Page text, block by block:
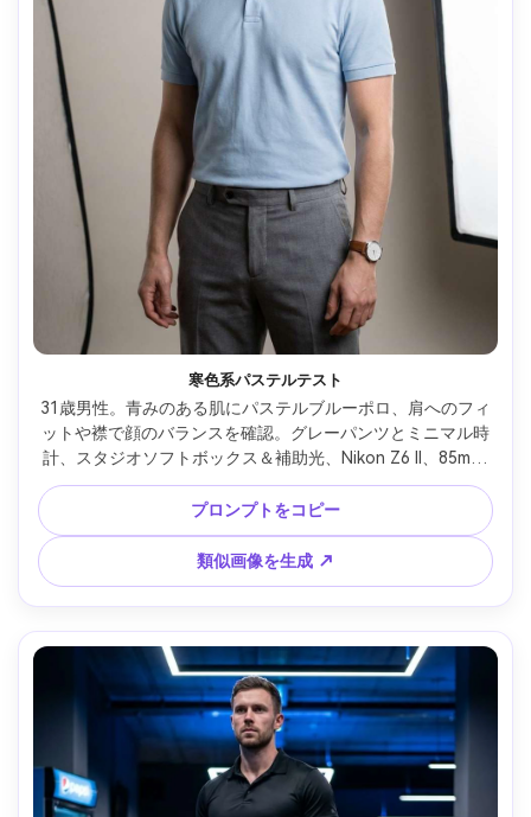
寒色系パステルテスト
31歳男性。青みのある肌にパステルブルーポロ、肩へのフィ
ットや襟で顔のバランスを確認。グレーパンツとミニマル時
計、スタジオソフトボックス＆補助光、Nikon Z6 II、85mm
f/2、タイト構図、シャープフォーカス、自然な影、穏やかな
雰囲気、服が自然にフレームに沿う、柔らかな映画風ライテ
ィング --ar 4:5
プロンプトをコピー
類似画像を生成 ↗